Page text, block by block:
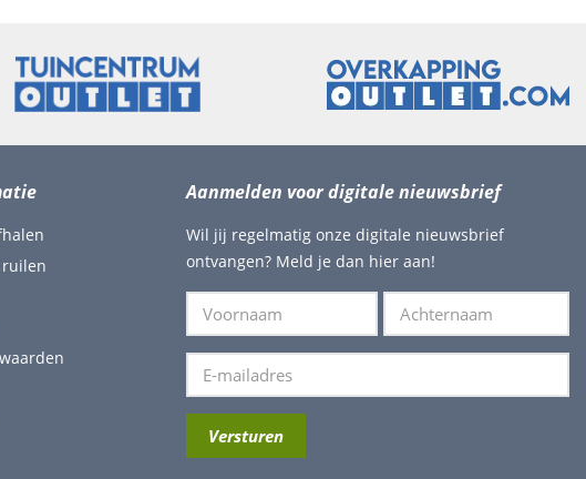
Aanmelden voor digitale nieuwsbrief
Wil jij regelmatig onze digitale nieuwsbrief
ontvangen? Meld je dan hier aan!